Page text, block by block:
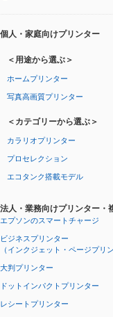
個人・家庭向けプリンター
＜用途から選ぶ＞
ホームプリンター
写真高画質プリンター
＜カテゴリーから選ぶ＞
カラリオプリンター
プロセレクション
エコタンク搭載モデル
法人・業務向けプリンター・
エプソンのスマートチャージ
ビジネスプリンター
（インクジェット・ページプリ
大判プリンター
ドットインパクトプリンター
レシートプリンター